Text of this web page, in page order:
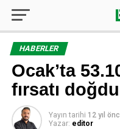
HABERLER
Ocak’ta
fırsatı doğdu
Yayın tarihi 12 yıl
Yazar: editor